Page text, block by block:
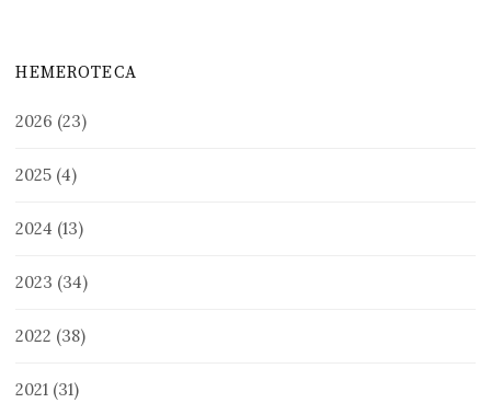
HEMEROTECA
2026 (23)
2025 (4)
2024 (13)
2023 (34)
2022 (38)
2021 (31)